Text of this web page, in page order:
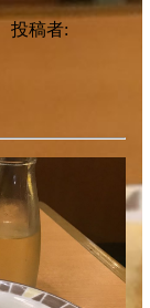
投稿者: